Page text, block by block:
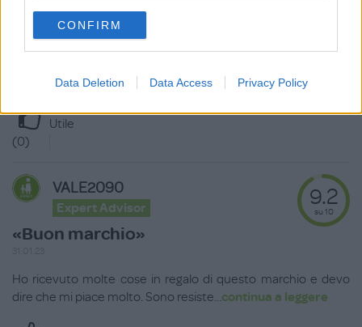
use your data for below specified purposes in below Google
consent section.
CONFIRM
Data Deletion Data Access Privacy Policy
14.03.23
continua a leggere
Utile
(0)
VALE2090
Expert Advisor
«Buon marchio»
9.2
su 10
Ho ricevuto molte cose in regalo di questo marchio e devo
dire che mi piace molto. Sono resiste...continua a leggere